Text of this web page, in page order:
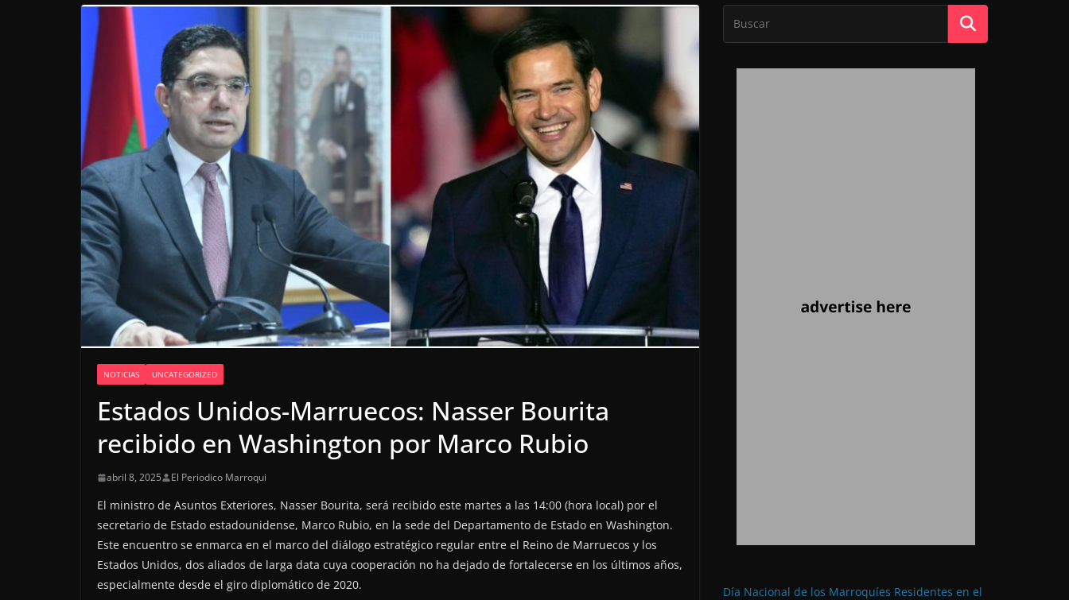
NOTICIAS UNCATEGORIZED
Estados Unidos-Marruecos: Nasser Bourita
recibido en Washington por Marco Rubio
abril 8, 2025 El Periodico Marroqui
El ministro de Asuntos Exteriores, Nasser Bourita, será recibido este martes a las 14:00 (hora local) por el
secretario de Estado estadounidense, Marco Rubio, en la sede del Departamento de Estado en Washington.
Este encuentro se enmarca en el marco del diálogo estratégico regular entre el Reino de Marruecos y los
Estados Unidos, dos aliados de larga data cuya cooperación no ha dejado de fortalecerse en los últimos años,
especialmente desde el giro diplomático de 2020.
Día Nacional de los Marroquíes Residentes en el